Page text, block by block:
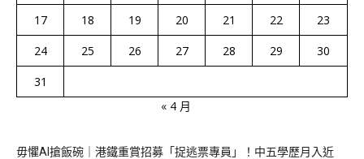
17
18 19 20 21 22
23
24
25 26 27 28 29
30
31
« 4 月
毋懼AI搶飯碗｜港鐵重賞招募「捉逃票專員」！中五學歷月入近